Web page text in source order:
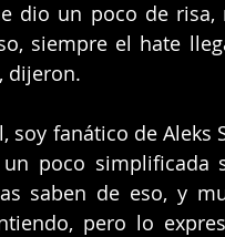
dio un poco de
siempre el hate
dijeron.
soy fanático de
poco simplificada
saben de eso, y
pero lo